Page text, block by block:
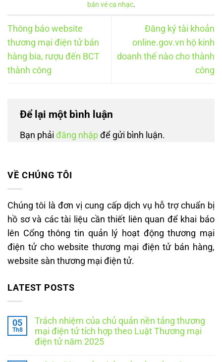
VỀ CHÚNG TÔI
Chúng tôi là đơn vị cung cấp dịch vụ hỗ trợ chuẩn bị
hồ sơ và các tài liệu cần thiết liên quan để khai báo
lên Cổng thông tin quản lý hoạt động thương mại
điện tử cho website thương mại điện tử bán hàng,
website sàn thương mại điện tử.
LATEST POSTS
05
Th8
Trách nhiệm của chủ quản nền tảng thương
mại điện tử tích hợp theo Luật Thương mại
điện tử năm 2025
bán vé ca nhạc.
Thông báo website
thương mại điện tử bán
hàng bia, rượu đến BCT
thành công
Đăng ký tài khoản
online.gov.vn hộ kinh
doanh thế nào cho thành
công
Để lại một bình luận
Bạn phải đăng nhập để gửi bình luận.